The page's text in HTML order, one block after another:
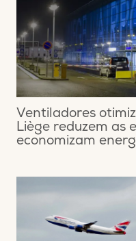
Ventiladores
Liège reduzem as
economizam